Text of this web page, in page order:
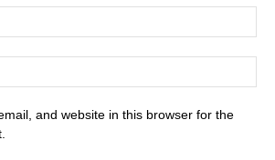
and website in this browser for the